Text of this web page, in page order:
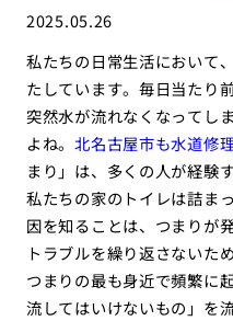
2025.05.26
私たちの日常生活において
たしています。毎日当たり
突然水が流れなくなってし
よね。北名古屋市も水道修
まり」は、多くの人が経験
私たちの家のトイレは詰ま
因を知ることは、つまりが
トラブルを繰り返さないた
つまりの最も身近で頻繁に
流してはいけないもの」を